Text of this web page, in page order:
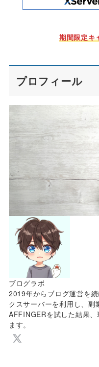
期間限定キ
プロフィール
ブログラボ
2019年からブログ運営を
クスサーバーを利用し、
AFFINGERを試した結果
ます。